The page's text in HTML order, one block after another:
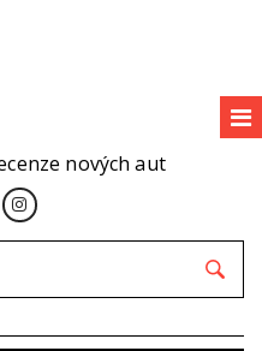
nových aut